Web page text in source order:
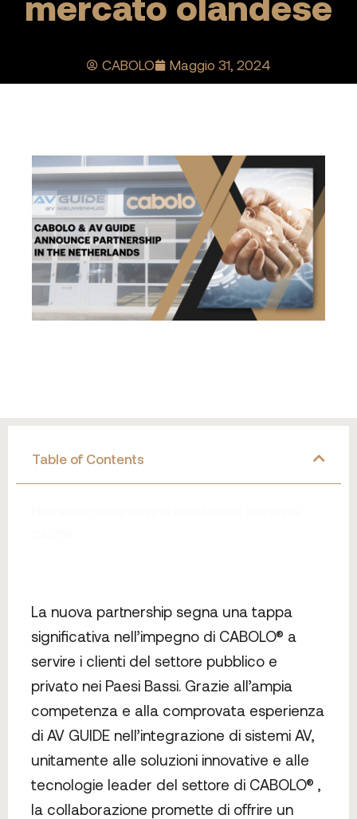
CABOLO Maggio 31, 2024
Table of Contents
La nuova partnership segna una tappa
significativa nell’impegno di CABOLO® a
servire i clienti del settore pubblico e
privato nei Paesi Bassi. Grazie all’ampia
competenza e alla comprovata esperienza
di AV GUIDE nell’integrazione di sistemi AV,
unitamente alle soluzioni innovative e alle
tecnologie leader del settore di CABOLO® ,
la collaborazione promette di offrire un